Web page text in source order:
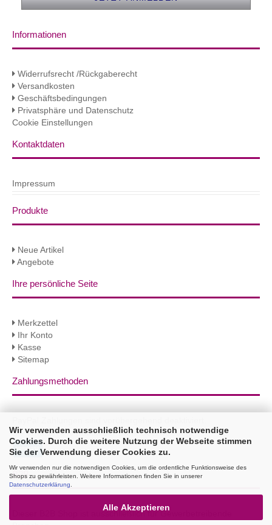
Wir verwenden ausschließlich technisch notwendige
Cookies. Durch die weitere Nutzung der Webseite stimmen
Sie der Verwendung dieser Cookies zu.
Wir verwenden nur die notwendigen Cookies, um die ordentliche Funktionsweise des
Shops zu gewährleisten. Weitere Informationen finden Sie in unserer
Datenschutzerklärung
Alle Akzeptieren
Informationen
Widerrufsrecht /Rückgaberecht
Versandkosten
Geschäftsbedingungen
Privatsphäre und Datenschutz
Cookie Einstellungen
Kontaktdaten
Impressum
Produkte
Neue Artikel
Angebote
Ihre persönliche Seite
Merkzettel
Ihr Konto
Kasse
Sitemap
Zahlungsmethoden
Sie erhalten 3% Rabatt per Bank Überweisung!
B2B
Dieser B2B Shop ist ausschließlich für Gewerbetreibende